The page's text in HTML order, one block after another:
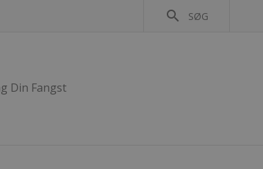
search SØG
Din Fangst